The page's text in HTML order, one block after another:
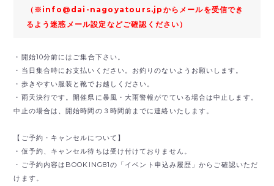
（※info@dai-nagoyatours.jpからメールを受信でき
るよう迷惑メール設定などご確認ください）
・開始10分前にはご集合下さい。
・当日集合時にお支払いください。お釣りのないようお願いします。
・歩きやすい服装と靴でお越しください。
・雨天決行です。開催県に暴風・大雨警報がでている場合は中止します。
中止の場合は、開始時間の３時間前までに連絡いたします。
【ご予約・キャンセルについて】
・仮予約、キャンセル待ちは受け付けておりません。
・ご予約内容はBOOKING81の「イベント申込み履歴」からご確認いただ
けます。